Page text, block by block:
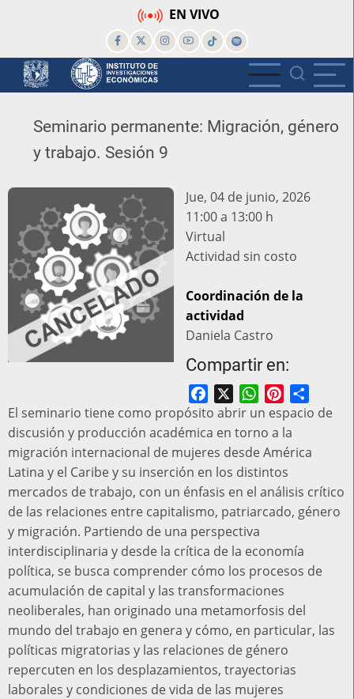
principal
EN VIVO
Seminario permanente: Migración, género
y trabajo. Sesión 9
Jue, 04 de junio, 2026
11:00 a 13:00 h
Lugar
Virtual
Actividad
costo
Actividad sin costo
Coordinación de la
actividad
Daniela Castro
Compartir en:
Facebook WhatsAppPinterest
El seminario tiene como propósito abrir un espacio de
discusión y producción académica en torno a la
migración internacional de mujeres desde América
Latina y el Caribe y su inserción en los distintos
mercados de trabajo, con un énfasis en el análisis crítico
de las relaciones entre capitalismo, patriarcado, género
y migración. Partiendo de una perspectiva
interdisciplinaria y desde la crítica de la economía
política, se busca comprender cómo los procesos de
acumulación de capital y las transformaciones
neoliberales, han originado una metamorfosis del
mundo del trabajo en genera y cómo, en particular, las
políticas migratorias y las relaciones de género
repercuten en los desplazamientos, trayectorias
laborales y condiciones de vida de las mujeres